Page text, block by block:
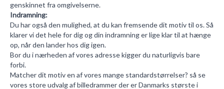
genskinnet fra omgivelserne.
Indramning:
Du har også den mulighed, at du kan fremsende dit motiv til os. Så
klarer vi det hele for dig og din indramning er lige klar til at hænge
op, når den lander hos dig igen.
Bor du i nærheden af vores adresse kigger du naturligvis bare
forbi.
Matcher dit motiv en af vores mange standardstørrelser? så se
vores store udvalg afbilledrammerder er Danmarks største i